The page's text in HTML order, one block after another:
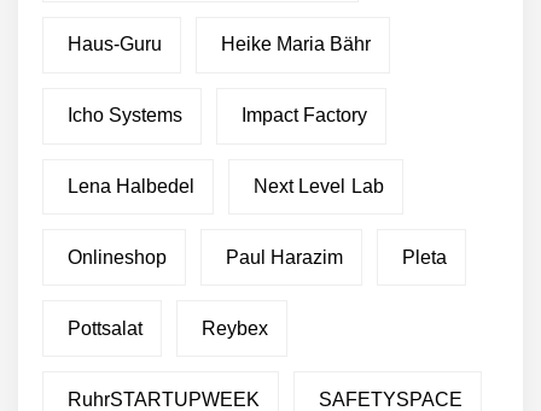
Haus-Guru Heike Maria Bähr
Icho Systems Impact Factory
Lena Halbedel Next Level Lab
Onlineshop Paul Harazim Pleta
Pottsalat Reybex
RuhrSTARTUPWEEK SAFETYSPACE